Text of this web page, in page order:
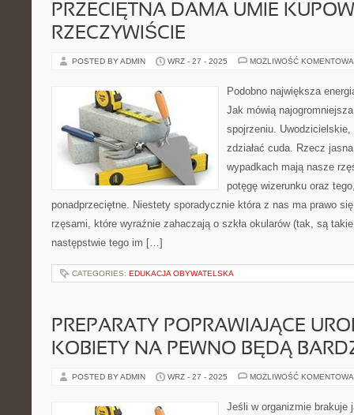
PRZECIĘTNA DAMA UMIE
RZECZYWIŚCIE
POSTED BY ADMIN WRZ - 27 - 2025 MOŻLIWOŚĆ
Podobno największa
Jak mówią
spojrzeniu.
zdziałać cuda. Rzecz
wypadkach mają nasze
potęgę wizerunku oraz
ponadprzeciętne. Niestety sporadycznie która z nas ma prawo
rzęsami, które wyraźnie zahaczają o szkła okularów (tak, są
następstwie tego im […]
CATEGORIES: EDUKACJA OBYWATELSKA
PREPARATY POPRAWIAJĄCE
KOBIETY NA PEWNO BĘDĄ
POSTED BY ADMIN WRZ - 27 - 2025 MOŻLIWOŚĆ
Jeśli w organizmie brakuje